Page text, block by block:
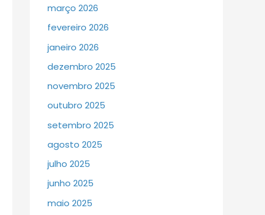
março 2026
fevereiro 2026
janeiro 2026
dezembro 2025
novembro 2025
outubro 2025
setembro 2025
agosto 2025
julho 2025
junho 2025
maio 2025